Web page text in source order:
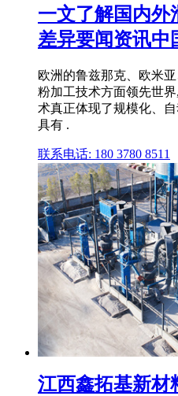
一文了解国内外
差异要闻资讯中
欧洲的鲁兹那克、欧米
粉加工技术方面领先世
术真正体现了规模化、
具有 .
联系电话: 180 3780 8511
江西鑫拓基新材